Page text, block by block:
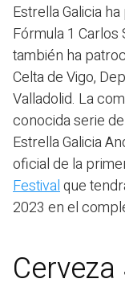
Estrella Galicia
Fórmula 1
también ha
Celta de Vigo,
Valladolid. La
conocida serie
Estrella Galicia
oficial de la
Festivalque
2023 en el